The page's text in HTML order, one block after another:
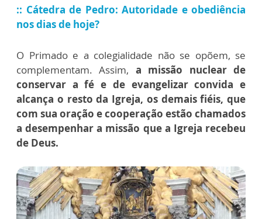
:: Cátedra de Pedro: Autoridade e obediência
nos dias de hoje?
O Primado e a colegialidade não se opõem, se
complementam. Assim, a missão nuclear de
conservar a fé e de evangelizar convida e
alcança o resto da Igreja, os demais fiéis, que
com sua oração e cooperação estão chamados
a desempenhar a missão que a Igreja recebeu
de Deus.